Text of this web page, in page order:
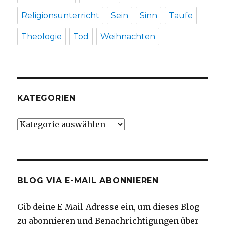
Religionsunterricht Sein Sinn Taufe
Theologie Tod Weihnachten
KATEGORIEN
Kategorien
BLOG VIA E-MAIL ABONNIEREN
Gib deine E-Mail-Adresse ein, um dieses Blog
zu abonnieren und Benachrichtigungen über